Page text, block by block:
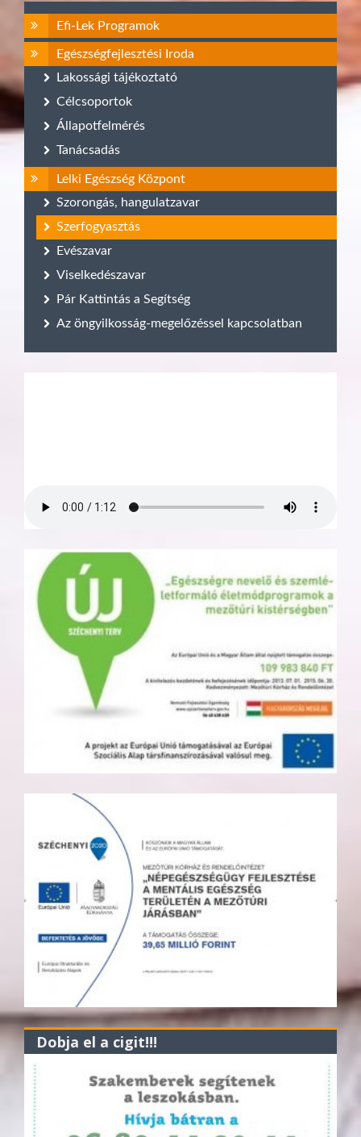
Efi-Lek Programok
Egészségfejlesztési Iroda
Lakossági tájékoztató
Célcsoportok
Állapotfelmérés
Tanácsadás
Lelki Egészség Központ
Szorongás, hangulatzavar
Szerfogyasztás
Evészavar
Viselkedészavar
Pár Kattintás a Segítség
Az öngyilkosság-megelőzéssel kapcsolatban
Dobja el a cigit!!!